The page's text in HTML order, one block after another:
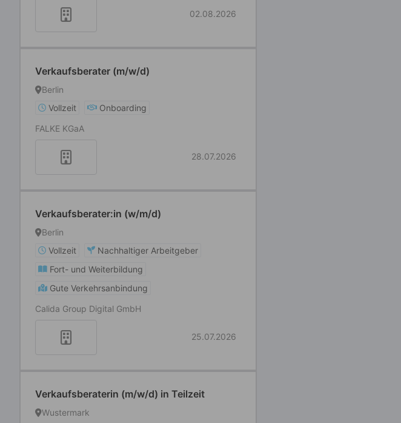
02.08.2026
Verkaufsberater (m/w/d)
Berlin
Vollzeit
Onboarding
FALKE KGaA
28.07.2026
Verkaufsberater:in (w/m/d)
Berlin
Vollzeit
Nachhaltiger Arbeitgeber
Fort- und Weiterbildung
Gute Verkehrsanbindung
Calida Group Digital GmbH
25.07.2026
Verkaufsberaterin (m/w/d) in Teilzeit
Wustermark